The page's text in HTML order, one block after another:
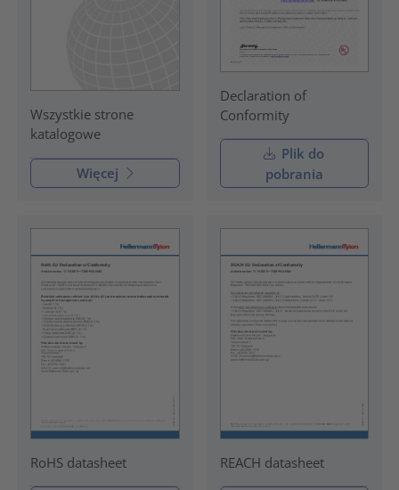
Wszystkie strone
katalogowe
Więcej
Declaration of
Conformity
Plik do
pobrania
RoHS datasheet REACH datasheet